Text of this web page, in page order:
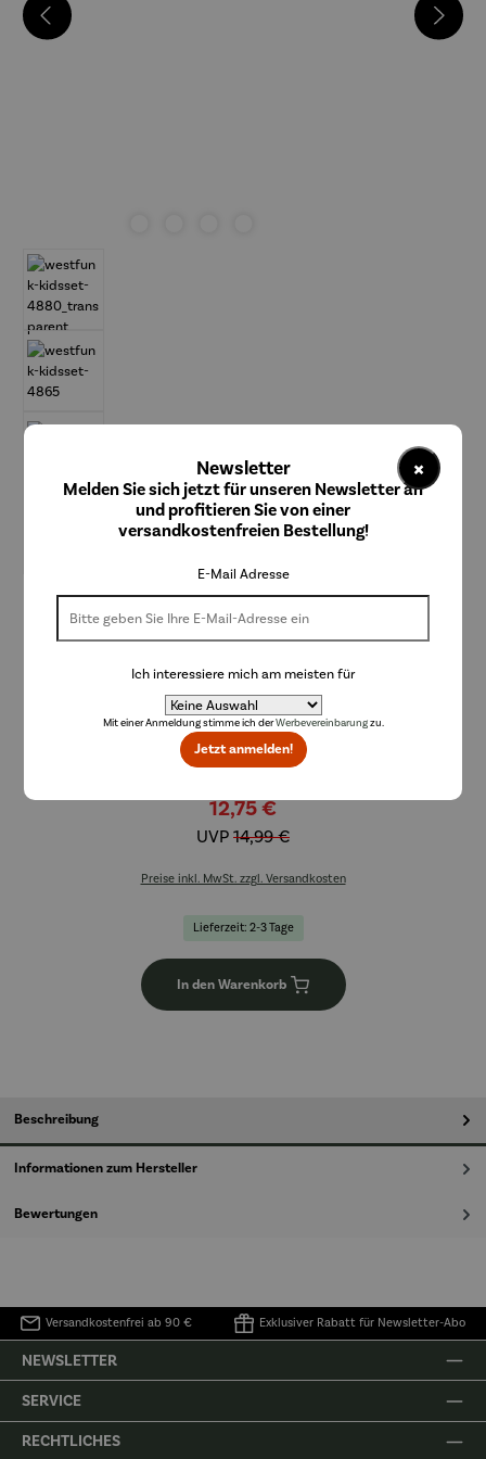
S&P Werbeartikel
Emil Kids-Set Radio Bochum
15% gespartRabatt
12,75 €
UVP 14,99 €
Preise inkl. MwSt. zzgl. Versandkosten
Lieferzeit: 2-3 Tage
In den Warenkorb
Beschreibung
Informationen zum Hersteller
Bewertungen
Versandkostenfrei ab 90 € Exklusiver Rabatt für Newsletter-Abo
NEWSLETTER
SERVICE
RECHTLICHES
×
Newsletter
Melden Sie sich jetzt für unseren Newsletter an
und profitieren Sie von einer
versandkostenfreien Bestellung!
E-Mail Adresse
Ich interessiere mich am meisten für
Mit einer Anmeldung stimme ich derWerbevereinbarungzu.
Jetzt anmelden!